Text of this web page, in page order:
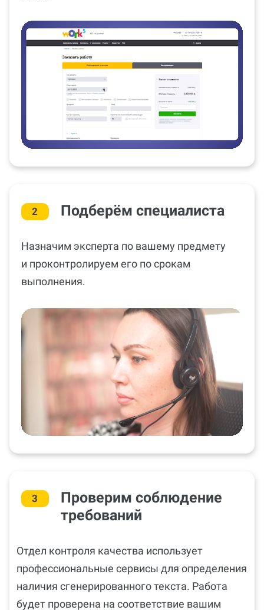
2 Подберём специалиста
Назначим эксперта по вашему предмету
и проконтролируем его по срокам
выполнения.
3
Проверим соблюдение
требований
Отдел контроля качества использует
профессиональные сервисы для определения
наличия сгенерированного текста. Работа
будет проверена на соответствие вашим